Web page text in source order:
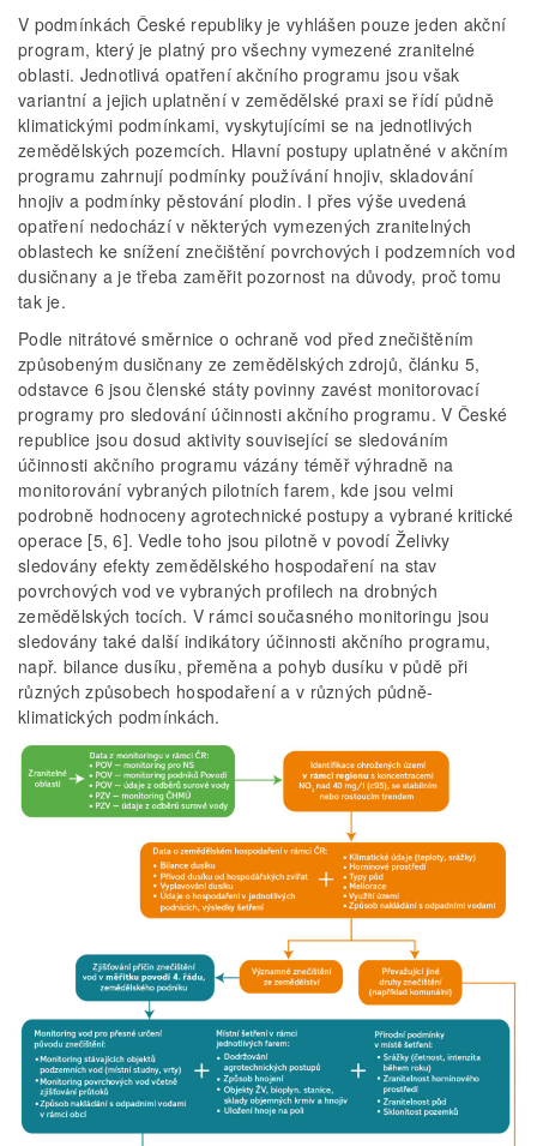
V podmínkách České republiky je vyhlášen pouze jeden akční
program, který je platný pro všechny vymezené zranitelné
oblasti. Jednotlivá opatření akčního programu jsou však
variantní a jejich uplatnění v zemědělské praxi se řídí půdně
klimatickými podmínkami, vyskytujícími se na jednotlivých
zemědělských pozemcích. Hlavní postupy uplatněné v akčním
programu zahrnují podmínky používání hnojiv, skladování
hnojiv a podmínky pěstování plodin. I přes výše uvedená
opatření nedochází v některých vymezených zranitelných
oblastech ke snížení znečištění povrchových i podzemních vod
dusičnany a je třeba zaměřit pozornost na důvody, proč tomu
tak je.
Podle nitrátové směrnice o ochraně vod před znečištěním
způsobeným dusičnany ze zemědělských zdrojů, článku 5,
odstavce 6 jsou členské státy povinny zavést monitorovací
programy pro sledování účinnosti akčního programu. V České
republice jsou dosud aktivity související se sledováním
účinnosti akčního programu vázány téměř výhradně na
monitorování vybraných pilotních farem, kde jsou velmi
podrobně hodnoceny agrotechnické postupy a vybrané kritické
operace [5, 6]. Vedle toho jsou pilotně v povodí Želivky
sledovány efekty zemědělského hospodaření na stav
povrchových vod ve vybraných profilech na drobných
zemědělských tocích. V rámci současného monitoringu jsou
sledovány také další indikátory účinnosti akčního programu,
např. bilance dusíku, přeměna a pohyb dusíku v půdě při
různých způsobech hospodaření a v různých půdně-
klimatických podmínkách.